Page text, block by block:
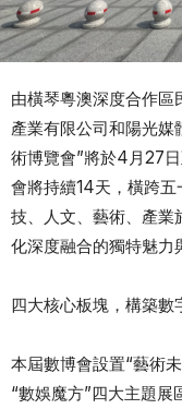
由橫琴粵澳深度合作
產業有限公司和陽光
術博覽會”將於4月27
會將持續14天，橫跨
技、人文、藝術、產業
化深度融合的獨特魅力
四大核心板塊，構築數
本屆數博會設置“藝術
“數娛魔方”四大主題